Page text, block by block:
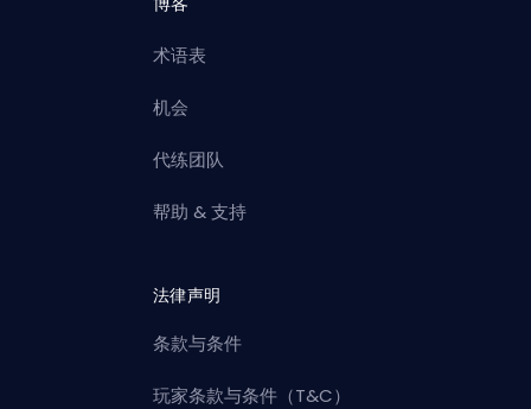
术语表
机会
代练团队
帮助 & 支持
法律声明
条款与条件
玩家条款与条件（T&C）